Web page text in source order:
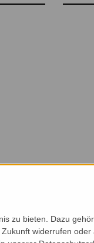
zu bieten. Dazu
widerrufen